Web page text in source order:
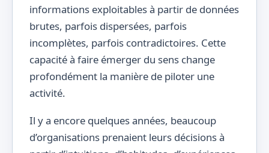
informations exploitables à partir de données
brutes, parfois dispersées, parfois
incomplètes, parfois contradictoires. Cette
capacité à faire émerger du sens change
profondément la manière de piloter une
activité.
Il y a encore quelques années, beaucoup
d’organisations prenaient leurs décisions à